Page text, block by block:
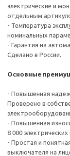
электрические и
отдельным
- Температура
номинальных
- Гарантия на
Сделано в России.
Основные
- Повышенная
Проверено в
- Повышенная
8 000
- Простая и
выключателя на